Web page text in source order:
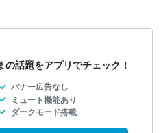
の話題をアプリでチェック！
バナー広告なし
ミュート機能あり
ダークモード搭載